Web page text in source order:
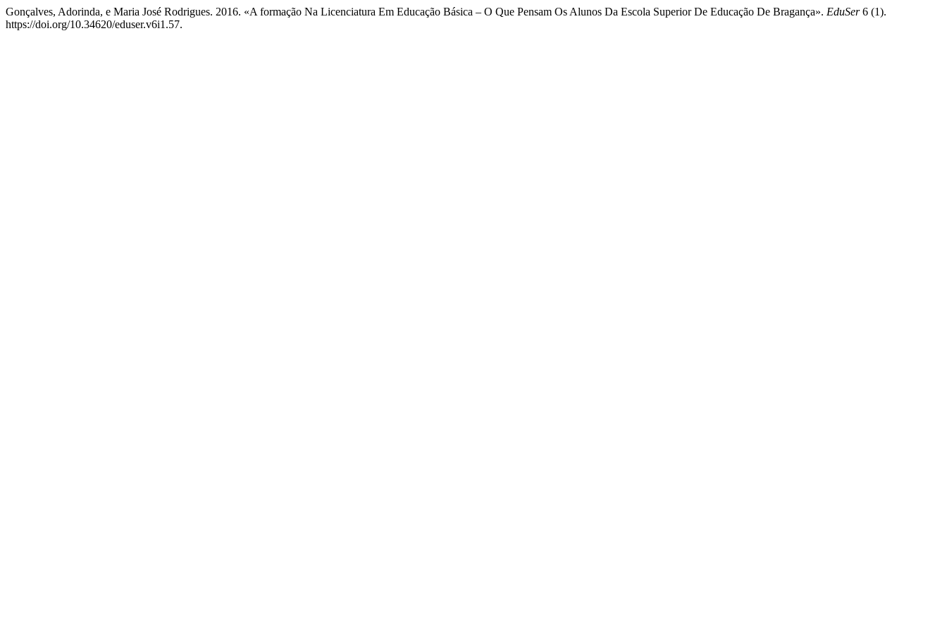
Gonçalves, Adorinda, e Maria José Rodrigues. 2016. «A formação Na Licenciatura Em Educação Básica – O Que Pensam Os Alunos Da Escola Superior De Educação De Bragança». EduSer6 (1).
https://doi.org/10.34620/eduser.v6i1.57.